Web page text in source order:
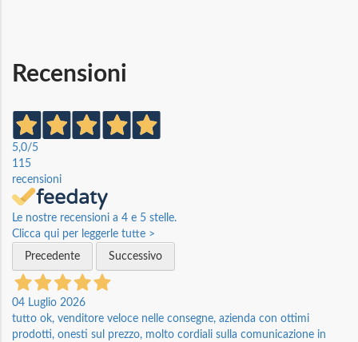
Recensioni
5,0/5
115
recensioni
Le nostre recensioni a 4 e 5 stelle.
Clicca qui per leggerle tutte >
Precedente
Successivo
04 Luglio 2026
tutto ok, venditore veloce nelle consegne, azienda con ottimi
prodotti, onesti sul prezzo, molto cordiali sulla comunicazione in